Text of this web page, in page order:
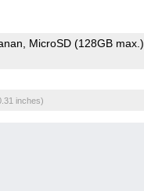
MicroSD (128GB max.)
inches)